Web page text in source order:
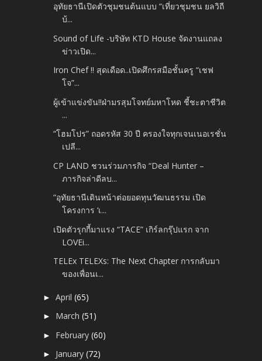
อุทัยธานีเปิดตัวชุมชนต้นแบบ “เที่ยวชุมชน ยลวิถี
บ้...
Sound of Life -บริษัท KTD House จัดงานแถลง
ข่าวเปิด...
Iron Chef !! สุดเดือด..เปิดศึกรสมือชั้นครู “เชฟ
โจ”...
ผู้เข้าแข่งขัน!!ฝ่ามรสุมโจทย์มหาโหด ชี้ชะตาชีวิต
...
“โฮมโปร” ถอดรหัส 30 ปี ครองใจทุกเจนเนอเรชั่น
เปลี...
CP LAND ชวนร่วมภารกิจ “Deal Hunter –
ภารกิจล่าดีลบ...
“อุทัยธานีเดินหน้าต่อยอดทุนวัฒนธรรม เปิด
โครงการ ‘เ...
เปิดตัวรุกกี้มาแรง “TACE” เกิร์ลกรุ๊ปแรก จาก
LOVEi...
TELEx TELEXs: The Next Chapter การกลับมา
ของเพื่อนเ...
►April(65)
► March(51)
► February(60)
► January(72)